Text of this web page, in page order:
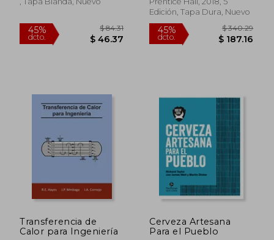
Chemical
Sciences) (en Inglés)
Whiting
Edición, Tapa Dura, Nuevo
45%
dcto.
Transferencia de
Calor para Ingeniería
Cerveza Artesana
Para el Pueblo